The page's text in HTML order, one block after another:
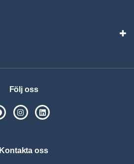
Följ oss
SPSM på Facebook
SPSM på Instagram
Kontakta oss